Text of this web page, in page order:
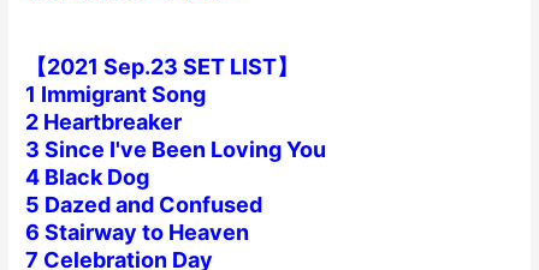
【2021 Sep.23 SET LIST】
1 Immigrant Song
2 Heartbreaker
3 Since I've Been Loving You
4 Black Dog
5 Dazed and Confused
6 Stairway to Heaven
7 Celebration Day